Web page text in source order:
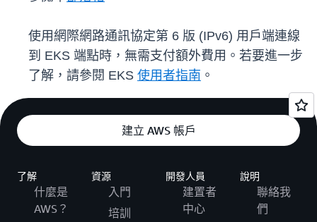
使用網際網路通訊協定第 6 版 (IPv6) 用戶端連線
到 EKS 端點時，無需支付額外費用。若要進一步
了解，請參閱 EKS 使用者指南 。
建立 AWS 帳戶
了解
什麼是
AWS？
資源
入門
培訓
開發人員
建置者
中心
說明
聯絡我
們